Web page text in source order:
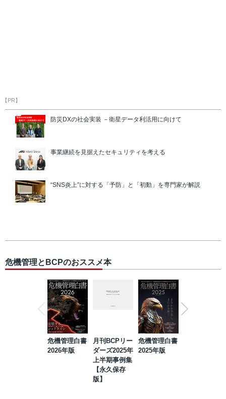
【PR】
防災DXの社会実装 －衛星データ利活用に向けて
事業継続を見据えたセキュリティを考える
“SNS炎上”に対する「予防」と「初動」を専門家が解説
危機管理とBCPのおススメ本
危機管理白書
2026年版
月刊BCPリー
ダーズ2025年
上半期事例集
【永久保存
版】
危機管理白書
2025年版